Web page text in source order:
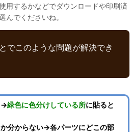
用するかなどでダウンロードや印刷済
んでくださいね。
でこのような問題が解決でき
→緑色に色分けしている所に貼ると
分からない→各パーツにどこの部